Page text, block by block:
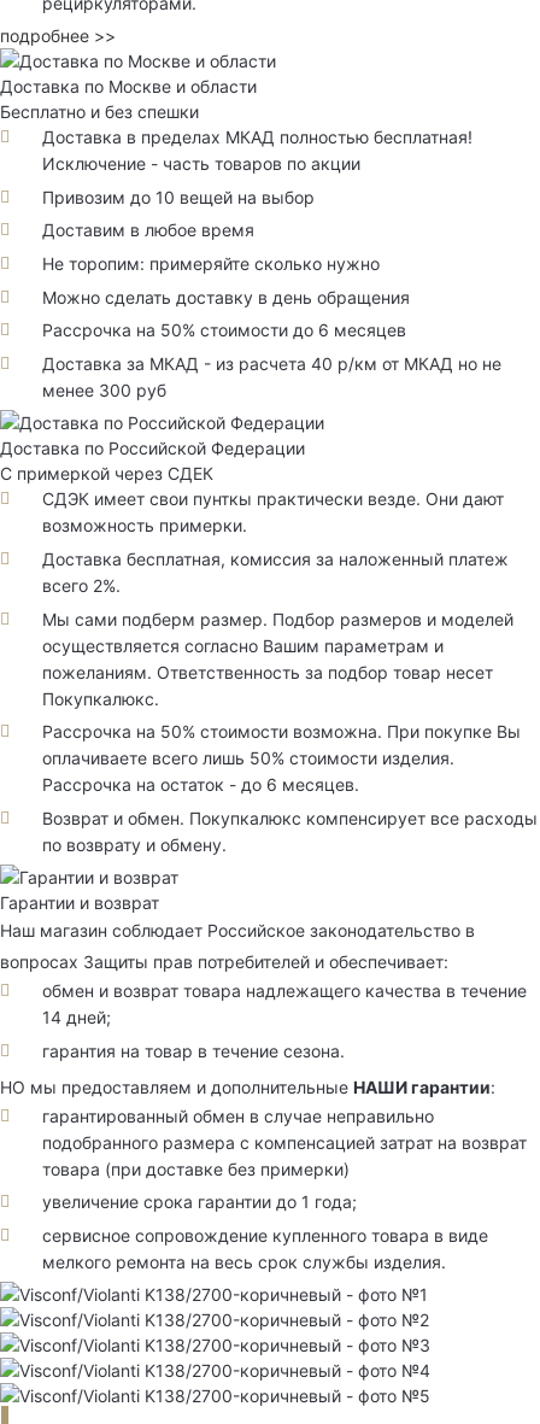
подробнее >>
Доставка по Москве и области
Бесплатно и без спешки
Доставка в пределах МКАД полностью бесплатная!
Исключение - часть товаров по акции
Привозим до 10 вещей на выбор
Доставим в любое время
Не торопим: примеряйте сколько нужно
Можно сделать доставку в день обращения
Рассрочка на 50% стоимости до 6 месяцев
Доставка за МКАД - из расчета 40 р/км от МКАД но не
менее 300 руб
Доставка по Российской Федерации
С примеркой через СДЕК
СДЭК имеет свои пунткы практически везде. Они дают
возможность примерки.
Доставка бесплатная, комиссия за наложенный платеж
всего 2%.
Мы сами подберм размер. Подбор размеров и моделей
осуществляется согласно Вашим параметрам и
пожеланиям. Ответственность за подбор товар несет
Покупкалюкс.
Рассрочка на 50% стоимости возможна. При покупке Вы
оплачиваете всего лишь 50% стоимости изделия.
Рассрочка на остаток - до 6 месяцев.
Возврат и обмен. Покупкалюкс компенсирует все расходы
по возврату и обмену.
Гарантии и возврат
Наш магазин соблюдает Российское законодательство в
вопросах Защиты прав потребителей и обеспечивает:
обмен и возврат товара надлежащего качества в течение
14 дней;
гарантия на товар в течение сезона.
НО мы предоставляем и дополнительные НАШИ гарантии:
гарантированный обмен в случае неправильно
подобранного размера с компенсацией затрат на возврат
товара (при доставке без примерки)
увеличение срока гарантии до 1 года;
сервисное сопровождение купленного товара в виде
мелкого ремонта на весь срок службы изделия.